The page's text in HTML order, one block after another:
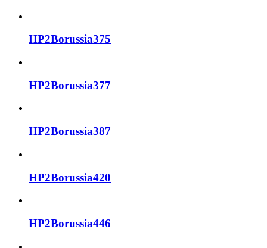
HP2Borussia375
HP2Borussia377
HP2Borussia387
HP2Borussia420
HP2Borussia446